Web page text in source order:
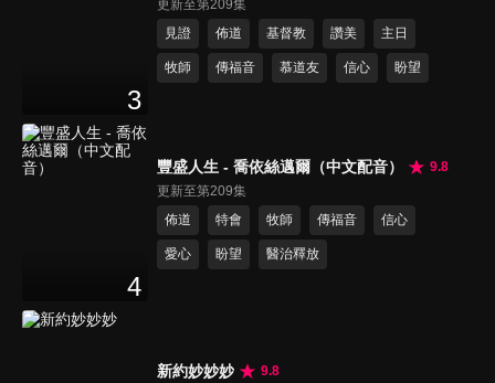
3
更新至第209集
見證
佈道 基督教 讚美 主日
牧師 傳福音 慕道友 信心 盼望
4
豐盛人生 - 喬依絲邁爾（中文配音）
9.8
更新至第209集
佈道
特會 牧師 傳福音 信心
愛心 盼望 醫治釋放
新約妙妙妙
9.8